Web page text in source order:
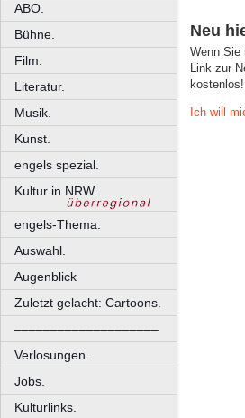
ABO.
Bühne.
Film.
Literatur.
Musik.
Kunst.
engels spezial.
Kultur in NRW.
engels-Thema.
Auswahl.
Augenblick
Zuletzt gelacht: Cartoons.
––––––––––––––––––––
Verlosungen.
Jobs.
Kulturlinks.
Neu
Wenn Sie
Link zur
kostenlos!
Ich will